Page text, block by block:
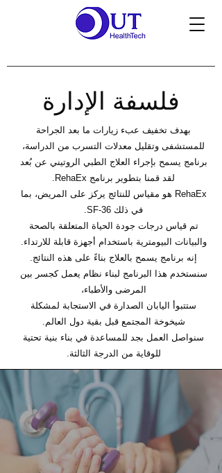
فلسفة الإدارة
بهدف تخفيف عبء زيارات ما بعد الجراحة
للمستشفى وتقليل معدلات التسرب من الدراسة،
برنامج يسمح بإجراء العلاج الطبي الروتيني عن بُعد
لقد قمنا بتطوير برنامج RehaEx.
RehaEx هو مقياس للنتائج يركز على المريض، بما
في ذلك SF-36.
تم قياس درجات جودة الحياة المتعلقة بالصحة
والبيانات البيومترية باستخدام أجهزة قابلة للارتداء.
إنه برنامج يسمح بالعلاج بناءً على هذه النتائج.
سنستخدم هذا البرنامج لبناء نظام يعمل كجسر بين
المرضى والأطباء،
ستتبوأ اليابان الصدارة في الاستجابة لمشكلة
شيخوخة المجتمع قبل بقية دول العالم.
سنواصل العمل بجد للمساعدة في بناء بنية تحتية
للوقاية من الدرجة الثالثة.